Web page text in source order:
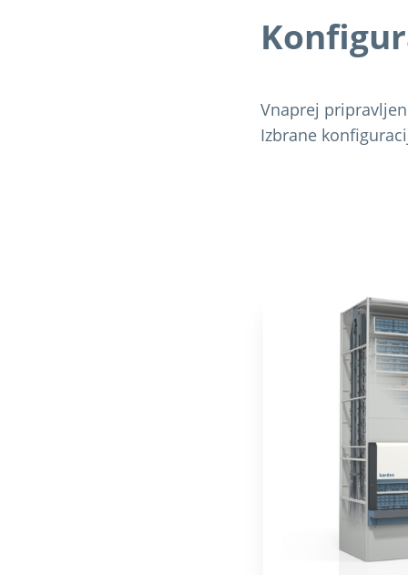
Vnaprej
Izbrane